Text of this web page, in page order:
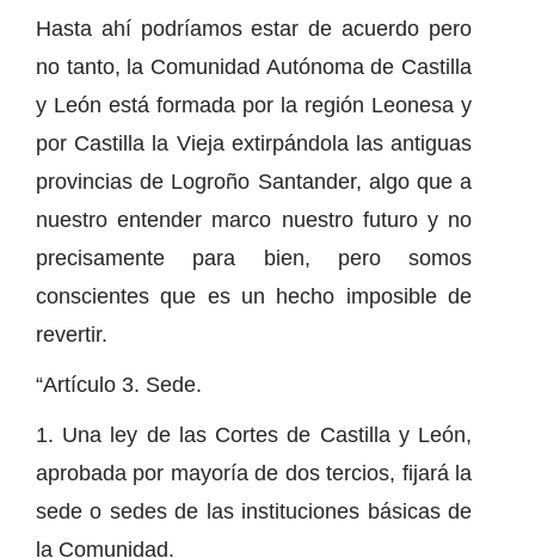
Hasta ahí podríamos estar de acuerdo pero
no tanto, la Comunidad Autónoma de Castilla
y León está formada por la región Leonesa y
por Castilla la Vieja extirpándola las antiguas
provincias de Logroño Santander, algo que a
nuestro entender marco nuestro futuro y no
precisamente para bien, pero somos
conscientes que es un hecho imposible de
revertir.
“Artículo 3. Sede.
1. Una ley de las Cortes de Castilla y León,
aprobada por mayoría de dos tercios, fijará la
sede o sedes de las instituciones básicas de
la Comunidad.